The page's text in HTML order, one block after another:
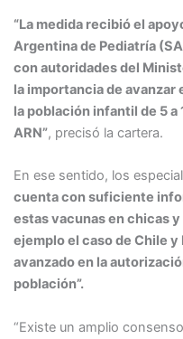
“La medida recibió el
Argentina de Pediatría
con autoridades del
la importancia de
la población infantil de 5 a
ARN”, precisó la cartera.
En ese sentido, los
cuenta con suficiente
estas vacunas en chicas
ejemplo el caso de Chile y
avanzado en la
población”.
“Existe un amplio